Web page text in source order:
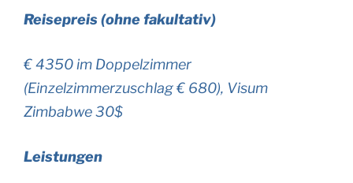
Reisepreis (ohne fakultativ)
€ 4350 im Doppelzimmer
(Einzelzimmerzuschlag € 680), Visum
Zimbabwe 30$
Leistungen